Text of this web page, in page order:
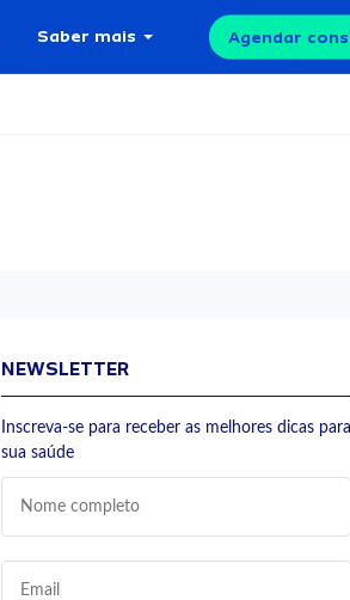
Saber mais Agendar
NEWSLETTER
Inscreva-se para receber as melhores dicas para
sua saúde